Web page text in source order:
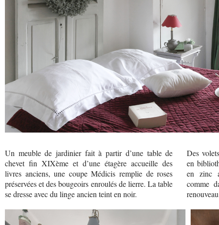
Un meuble de jardinier fait à partir d’une table de
chevet fin XIXème et d’une étagère accueille des
livres anciens, une coupe Médicis remplie de roses
préservées et des bougeoirs enroulés de lierre. La table
se dresse avec du linge ancien teint en noir.
Des
en
en zinc
comme